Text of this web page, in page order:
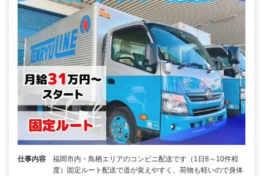
仕事内容
福岡市内・鳥栖エリアのコンビニ配送です（1日8～10件程
度）固定ルート配送で道が覚えやすく、荷物も軽いので身体